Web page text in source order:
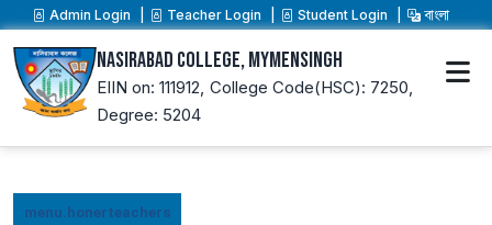
Admin Login Teacher Login Student Login বাংলা
Nasirabad College, Mymensingh
EIIN on: 111912, College Code(HSC): 7250,
Degree: 5204
menu.honerteachers